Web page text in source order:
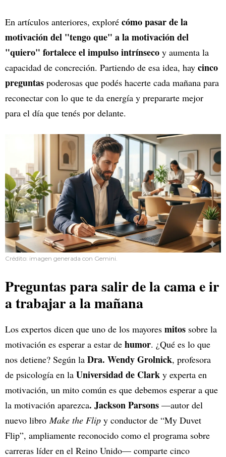
En artículos anteriores, exploré cómo pasar de la
motivación del "tengo que" a la motivación del
"quiero" fortalece el impulso intrínseco y aumenta la
capacidad de concreción. Partiendo de esa idea, hay cinco
preguntas poderosas que podés hacerte cada mañana para
reconectar con lo que te da energía y prepararte mejor
para el día que tenés por delante.
Crédito: imagen generada con Gemini.
Preguntas para salir de la cama e ir
a trabajar a la mañana
Los expertos dicen que uno de los mayores mitos sobre la
motivación es esperar a estar de humor. ¿Qué es lo que
nos detiene? Según la Dra. Wendy Grolnick, profesora
de psicología en la Universidad de Clark y experta en
motivación, un mito común es que debemos esperar a que
la motivación aparezca. Jackson Parsons —autor del
nuevo libro Make the Flip y conductor de “My Duvet
Flip”, ampliamente reconocido como el programa sobre
carreras líder en el Reino Unido— comparte cinco